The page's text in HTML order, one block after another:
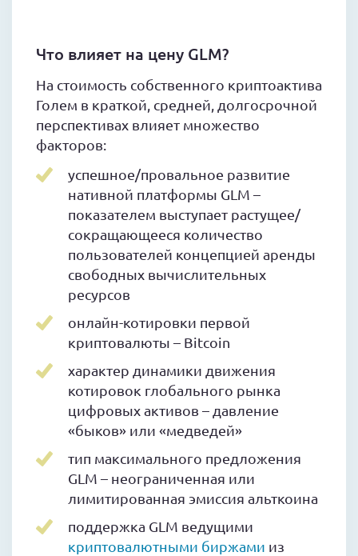
Что влияет на цену GLM?
На стоимость собственного криптоактива
Голем в краткой, средней, долгосрочной
перспективах влияет множество
факторов:
успешное/провальное развитие
нативной платформы GLM –
показателем выступает растущее/
сокращающееся количество
пользователей концепцией аренды
свободных вычислительных
ресурсов
онлайн-котировки первой
криптовалюты – Bitcoin
характер динамики движения
котировок глобального рынка
цифровых активов – давление
«быков» или «медведей»
тип максимального предложения
GLM – неограниченная или
лимитированная эмиссия альткоина
поддержка GLM ведущими
криптовалютными биржами из